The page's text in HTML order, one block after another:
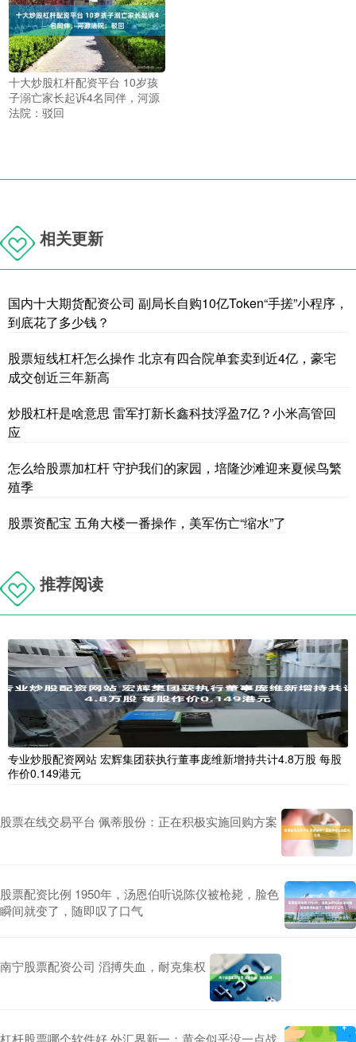
十大炒股杠杆配资平台 10岁孩
子溺亡家长起诉4名同伴，河源
法院：驳回
相关更新
国内十大期货配资公司 副局长自购10亿Token“手搓”小程序，
到底花了多少钱？
股票短线杠杆怎么操作 北京有四合院单套卖到近4亿，豪宅
成交创近三年新高
炒股杠杆是啥意思 雷军打新长鑫科技浮盈7亿？小米高管回
应
怎么给股票加杠杆 守护我们的家园，培隆沙滩迎来夏候鸟繁
殖季
股票资配宝 五角大楼一番操作，美军伤亡“缩水”了
推荐阅读
专业炒股配资网站 宏辉集团获执行董事庞维新增持共计4.8万股 每股
作价0.149港元
股票在线交易平台 佩蒂股份：正在积极实施回购方案
股票配资比例 1950年，汤恩伯听说陈仪被枪毙，脸色
瞬间就变了，随即叹了口气
南宁股票配资公司 滔搏失血，耐克集权
杠杆股票哪个软件好 外汇界新一：黄金似乎没一点战